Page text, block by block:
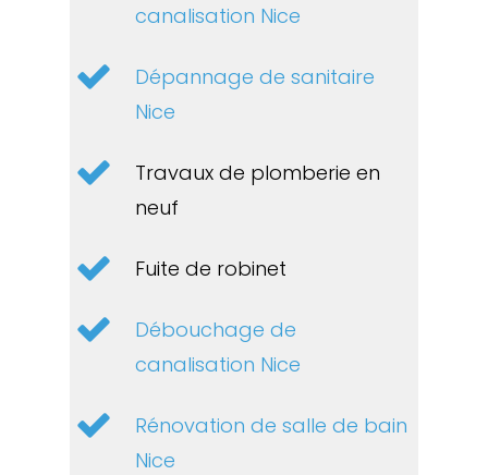
canalisation Nice
Dépannage de sanitaire
Nice
Travaux de plomberie en
neuf
Fuite de robinet
Débouchage de
canalisation Nice
Rénovation de salle de bain
Nice